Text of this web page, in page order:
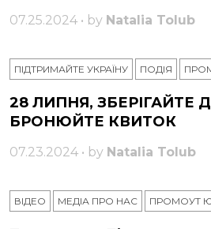
07.25.2024 • by Natalia Tolub
ПІДТРИМАЙТЕ УКРАЇНУ ПОДІЯ
28 ЛИПНЯ, ЗБЕРІГАЙТЕ
БРОНЮЙТЕ КВИТОК
07.23.2024 • by Natalia Tolub
ВІДЕО МЕДІА ПРО НАС ПРОМОУТ